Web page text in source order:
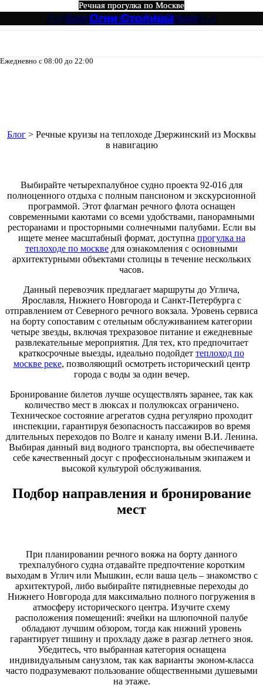
Ежедневно с 08:00 до 22:00
Блог > Речные круизы на теплоходе Дзержинский из Москвы
в навигацию
Выбирайте четырехпалубное судно проекта 92-016 для
полноценного отдыха с полным пансионом и экскурсионной
программой. Этот флагман речного флота оснащен
современными каютами со всеми удобствами, панорамными
ресторанами и просторными солнечными палубами. Если вы
ищете менее масштабный формат, доступна прогулка на
теплоходе по москве для ознакомления с основными
архитектурными объектами столицы в течение нескольких
часов.
Данный перевозчик предлагает маршруты до Углича,
Ярославля, Нижнего Новгорода и Санкт-Петербурга с
отправлением от Северного речного вокзала. Уровень сервиса
на борту сопоставим с отельным обслуживанием категории
четыре звезды, включая трехразовое питание и ежедневные
развлекательные мероприятия. Для тех, кто предпочитает
краткосрочные выезды, идеально подойдет теплоход по
москве реке, позволяющий осмотреть исторический центр
города с воды за один вечер.
Бронирование билетов лучше осуществлять заранее, так как
количество мест в люксах и полулюксах ограничено.
Техническое состояние агрегатов судна регулярно проходит
инспекции, гарантируя безопасность пассажиров во время
длительных переходов по Волге и каналу имени В.И. Ленина.
Выбирая данный вид водного транспорта, вы обеспечиваете
себе качественный досуг с профессиональным экипажем и
высокой культурой обслуживания.
Подбор направления и бронирование
мест
При планировании речного вояжа на борту данного
трехпалубного судна отдавайте предпочтение коротким
выходам в Углич или Мышкин, если ваша цель – знакомство с
архитектурой, либо выбирайте пятидневные переходы до
Нижнего Новгорода для максимально полного погружения в
атмосферу исторического центра. Изучите схему
расположения помещений: ячейки на шлюпочной палубе
обладают лучшим обзором, тогда как нижний уровень
гарантирует тишину и прохладу даже в разгар летнего зноя.
Убедитесь, что выбранная категория оснащена
индивидуальным санузлом, так как варианты эконом-класса
часто подразумевают пользование общественными душевыми
на этаже.
Речная прогулка по Москве
Северный Экспресс №3
Речная прогулка по Москве
Музыкальный экспресс
Речная прогулка по Москве
Лагуна, Кристалл от Зарядье
Речная прогулка по Москве
Большое путешествие
Речная прогулка по Москве
Северный №3
Речная прогулка по Москве
Огни Столицы